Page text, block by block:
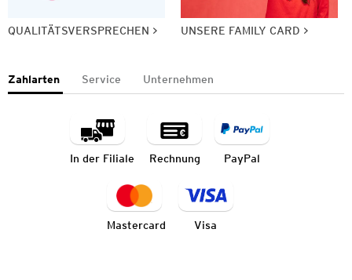
QUALITÄTSVERSPRECHEN UNSERE FAMILY CARD
Zahlarten Service Unternehmen
In der Filiale Rechnung PayPal
Mastercard Visa